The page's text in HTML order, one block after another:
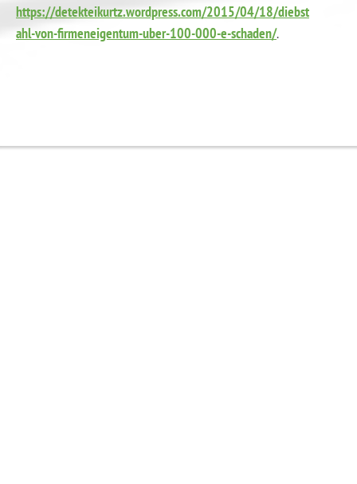
https://detekteikurtz.wordpress.com/2015/04/18/diebst
ahl-von-firmeneigentum-uber-100-000-e-schaden/.